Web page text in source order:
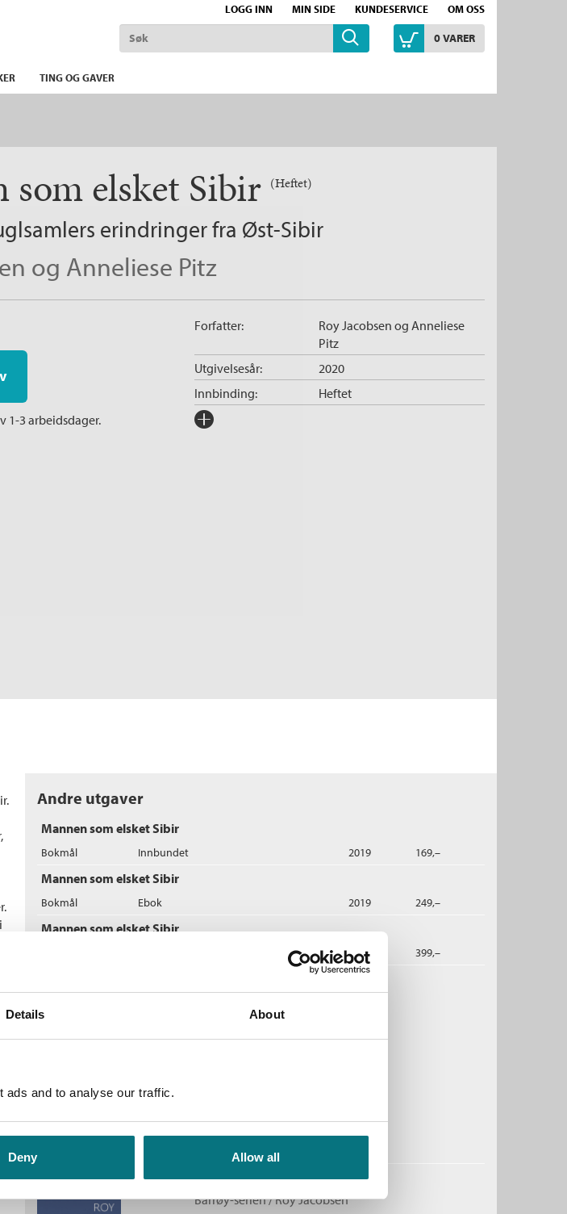
Details About
ads and to analyse our traffic.
Deny Allow all
LOGG INN MIN SIDE KUNDESERVICE OM OSS
0VARER
TING OG GAVER
som elsket Sibir (Heftet)
erindringer fra Øst-Sibir
og Anneliese Pitz
1-3 arbeidsdager.
Forfatter: Roy Jacobsen og Anneliese
Pitz
Innbinding: Heftet
Utgivelsesår: 2020
Forlag:
Andre utgaver
Mannen som elsket Sibir
Bokmål Innbundet 2019 169,–
Mannen som elsket Sibir
Bokmål Ebok 2019 249,–
Mannen som elsket Sibir
2019 399,–
Flere bøker av Roy Jacobsen og Anneliese Pitz:
Barrøy-serien /Roy Jacobsen
Kjøp
De usynlige
Barrøy-serien /Roy Jacobsen